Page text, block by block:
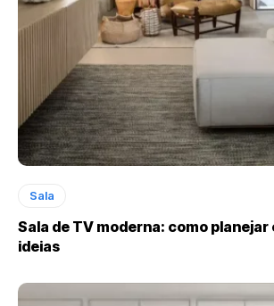
Sala
Sala de TV moderna: como planejar
ideias